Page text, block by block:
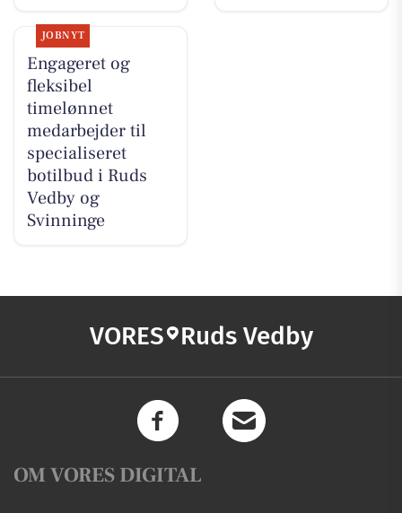
JOBNYT
Engageret og
fleksibel
timelønnet
medarbejder til
specialiseret
botilbud i Ruds
Vedby og
Svinninge
VORES Ruds Vedby
OM VORES DIGITAL